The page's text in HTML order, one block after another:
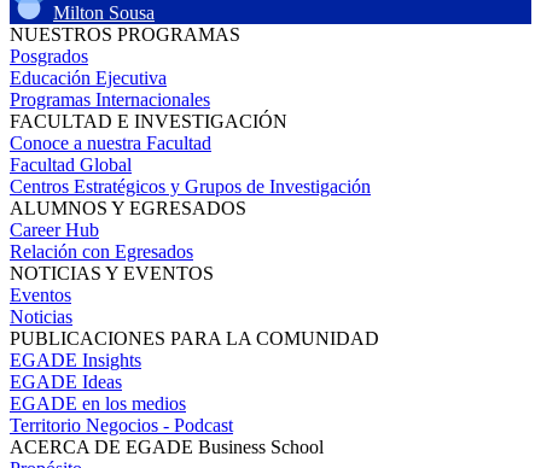
Milton Sousa
NUESTROS PROGRAMAS
Posgrados
Educación Ejecutiva
Programas Internacionales
FACULTAD E INVESTIGACIÓN
Conoce a nuestra Facultad
Facultad Global
Centros Estratégicos y Grupos de Investigación
ALUMNOS Y EGRESADOS
Career Hub
Relación con Egresados
NOTICIAS Y EVENTOS
Eventos
Noticias
PUBLICACIONES PARA LA COMUNIDAD
EGADE Insights
EGADE Ideas
EGADE en los medios
Territorio Negocios - Podcast
ACERCA DE EGADE Business School